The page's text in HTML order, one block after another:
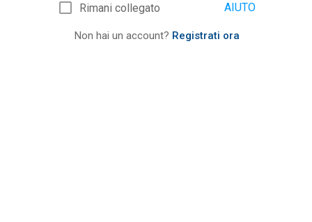
Rimani collegato AIUTO
Non hai un account? Registrati ora